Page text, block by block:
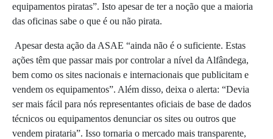
equipamentos piratas”. Isto apesar de ter a noção que a maioria
das oficinas sabe o que é ou não pirata.
Apesar desta ação da ASAE “ainda não é o suficiente. Estas
ações têm que passar mais por controlar a nível da Alfândega,
bem como os sites nacionais e internacionais que publicitam e
vendem os equipamentos”. Além disso, deixa o alerta: “Devia
ser mais fácil para nós representantes oficiais de base de dados
técnicos ou equipamentos denunciar os sites ou outros que
vendem pirataria”. Isso tornaria o mercado mais transparente,